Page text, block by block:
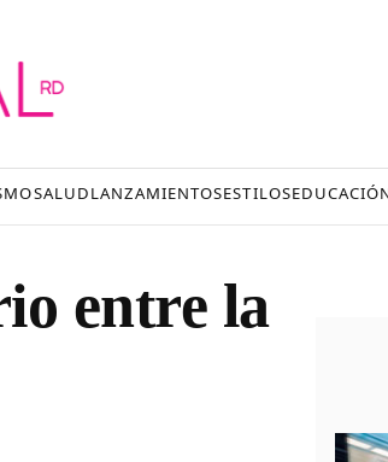
SALUDLANZAMIENTOSESTILOS
entre la